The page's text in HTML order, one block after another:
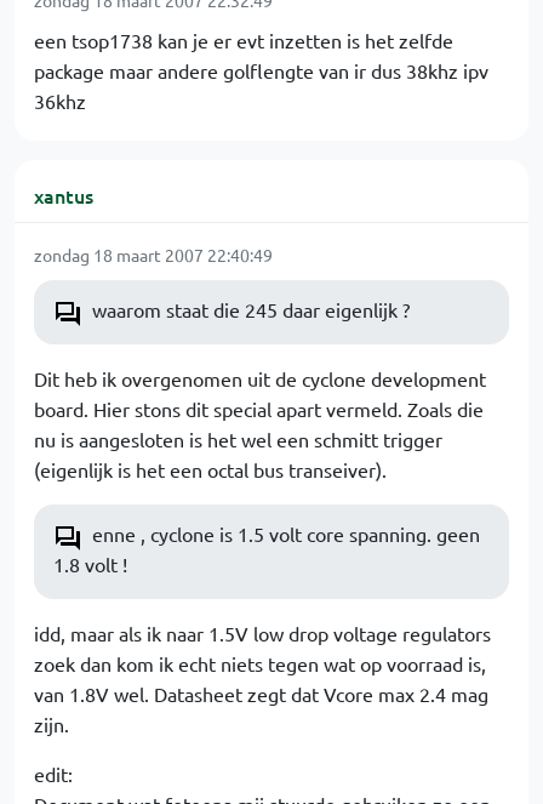
een tsop1738 kan je er evt inzetten is het zelfde
package maar andere golflengte van ir dus 38khz ipv
36khz
xantus
zondag 18 maart 2007 22:40:49
waarom staat die 245 daar eigenlijk ?
Dit heb ik overgenomen uit de cyclone development
board. Hier stons dit special apart vermeld. Zoals die
nu is aangesloten is het wel een schmitt trigger
(eigenlijk is het een octal bus transeiver).
enne , cyclone is 1.5 volt core spanning. geen
1.8 volt !
idd, maar als ik naar 1.5V low drop voltage regulators
zoek dan kom ik echt niets tegen wat op voorraad is,
van 1.8V wel. Datasheet zegt dat Vcore max 2.4 mag
zijn.
edit: